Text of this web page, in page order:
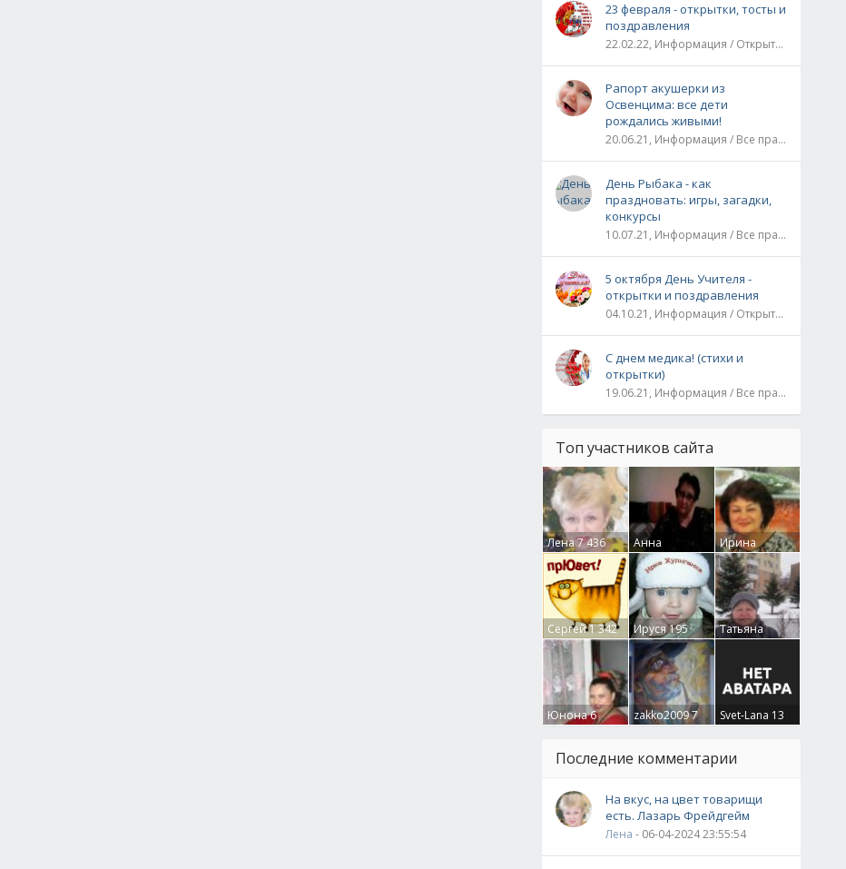
23 февраля - открытки, тосты и
поздравления
22.02.22, Информация / Открытки / Все праздники
Рапорт акушерки из
Освенцима: все дети
рождались живыми!
20.06.21, Информация / Все праздники / Рассказы и истории
День Рыбака - как
праздновать: игры, загадки,
конкурсы
10.07.21, Информация / Все праздники
5 октября День Учителя -
открытки и поздравления
04.10.21, Информация / Открытки / Все праздники
С днем медика! (стихи и
открытки)
19.06.21, Информация / Все праздники
Топ участников сайта
Лена7 436
Анна
Гумлевая0
Ирина
Бруцкая41
Сергей1 342 Ируся195
Татьяна
Крючкова0
Юнона6 zakko20097 Svet-Lana 13
Последние комментарии
На вкус, на цвет товарищи
есть. Лазарь Фрейдгейм
Лена - 06-04-2024 23:55:54